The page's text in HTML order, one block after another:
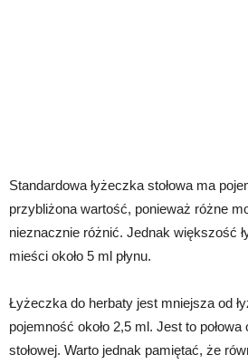
Standardowa łyżeczka stołowa ma
przybliżona wartość, ponieważ różne
nieznacznie różnić. Jednak większość
mieści około 5 ml płynu.
Łyżeczka do herbaty jest mniejsza od
pojemność około 2,5 ml. Jest to połowa
stołowej. Warto jednak pamiętać, że